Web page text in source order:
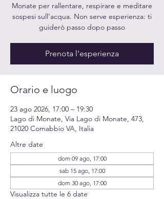
Monate per rallentare, respirare e meditare
sospesi sull’acqua. Non serve esperienza: ti
guiderò passo dopo passo
Prenota l'esperienza
Orario e luogo
23 ago 2026, 17:00 – 19:30
Lago di Monate, Via Lago di Monate, 473,
21020 Comabbio VA, Italia
Altre date
dom 09 ago, 17:00
sab 15 ago, 17:00
dom 30 ago, 17:00
Visualizza tutte le 6 date